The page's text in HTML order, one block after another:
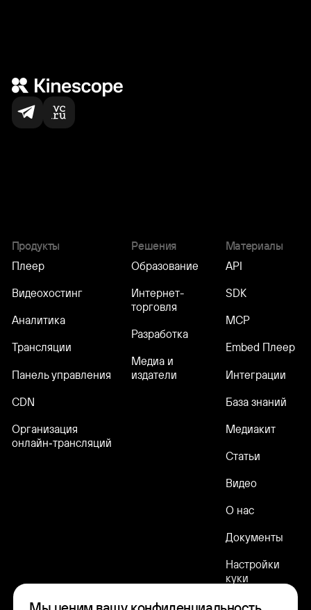
Продукты
Плеер
Видеохостинг
Аналитика
Трансляции
Панель управления
CDN
Организация
онлайн‑трансляций
Решения
Образование
Интернет-
торговля
Разработка
Медиа и
издатели
Материалы
API
SDK
MCP
Embed Плеер
Интеграции
База знаний
Медиакит
Статьи
Видео
О нас
Документы
Настройки
куки